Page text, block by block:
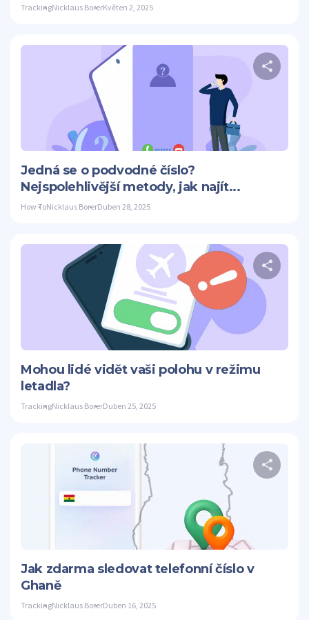
TrackingNicklaus BorerKvěten 2, 2025
Twitter
Jedná se o podvodné číslo?
Nejspolehlivější metody, jak najít...
How ToNicklaus BorerDuben 28, 2025
Twitter
Mohou lidé vidět vaši polohu v režimu
letadla?
TrackingNicklaus BorerDuben 25, 2025
Jak zdarma sledovat telefonní číslo v
Ghaně
TrackingNicklaus BorerDuben 16, 2025